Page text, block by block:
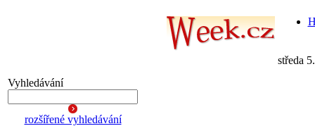
středa
Vyhledávání
rozšířené vyhledávání